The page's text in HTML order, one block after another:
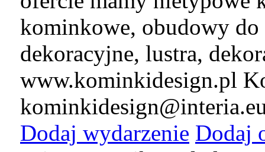
kominkowe, obudowy
dekoracyjne, lustra,
www.kominkidesign.pl
Dodaj wydarzenie Dodaj